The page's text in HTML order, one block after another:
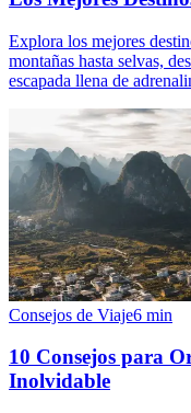
Explora los mejores
montañas hasta selvas,
escapada llena de
Consejos de Viaje6 min
10 Consejos para
Inolvidable